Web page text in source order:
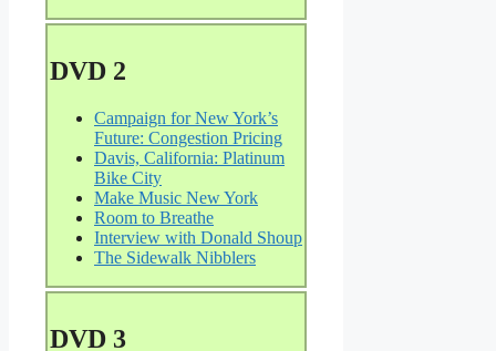
DVD 2
Campaign for New York’s
Future: Congestion Pricing
Davis, California: Platinum
Bike City
Make Music New York
Room to Breathe
Interview with Donald Shoup
The Sidewalk Nibblers
DVD 3